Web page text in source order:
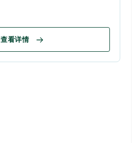
查看详情